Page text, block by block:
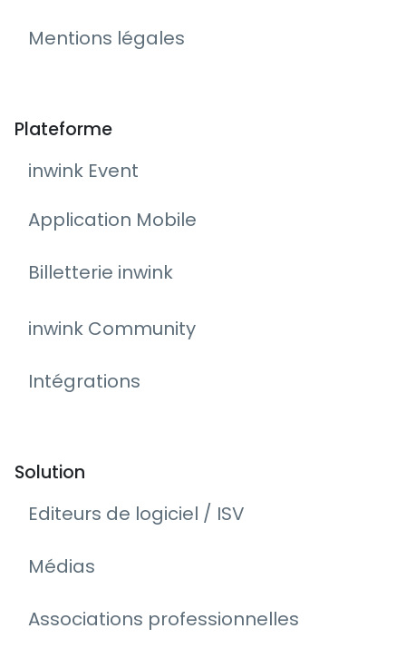
Mentions légales
Plateforme
inwink Event
Application Mobile
Billetterie inwink
inwink Community
Intégrations
Solution
Editeurs de logiciel / ISV
Médias
Associations professionnelles